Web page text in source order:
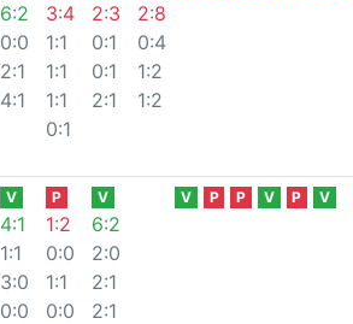
6:2
0:0
2:1
4:1
3:4
1:1
1:1
1:1
0:1
2:3
0:1
0:1
2:1
2:8
0:4
1:2
1:2
V
4:1
1:1
3:0
0:0
P
1:2
0:0
1:1
0:0
V
6:2
2:0
2:1
2:1
V P P V P V